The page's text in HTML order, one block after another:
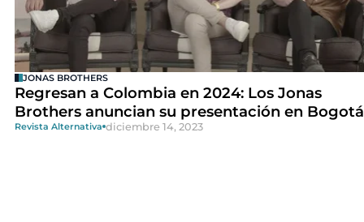
JONAS BROTHERS
Regresan a Colombia en 2024: Los Jonas
Brothers anuncian su presentación en Bogotá
Revista Alternativa diciembre 14, 2023